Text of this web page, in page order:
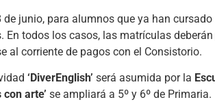
junio, para alumnos que ya han
todos los casos, las matrículas deberán
al corriente de pagos con el Consistorio.
‘DiverEnglish’ será asumida por la
con arte’ se ampliará a 5º y 6º de Primaria.